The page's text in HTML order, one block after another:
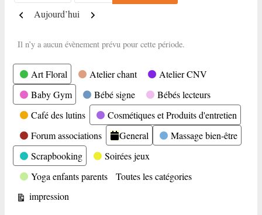
Précédent
Aujourd’hui Suivant
Il n’y a aucun évènement prévu pour cette période.
Catégories
Art Floral Atelier chant
Atelier CNV
Baby Gym
Bébé signe
Bébés lecteurs
Café des lutins
Cosmétiques et Produits d'entretien
Forum associations
General
Massage bien-être
Scrapbooking
Soirées jeux
Yoga enfants parents
Toutes les catégories
Vue
impression